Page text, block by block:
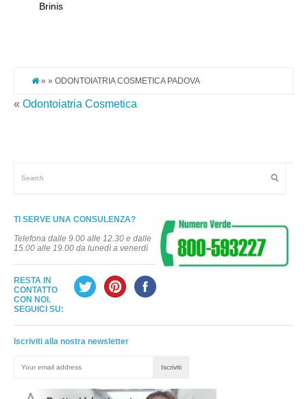
Brinis
» » ODONTOIATRIA COSMETICA PADOVA
« Odontoiatria Cosmetica
TI SERVE UNA CONSULENZA?
Telefona dalle 9.00 alle 12.30 e dalle
15.00 alle 19.00 da lunedì a venerdì
RESTA IN
CONTATTO
CON NOI.
SEGUICI SU:
Iscriviti alla nostra newsletter